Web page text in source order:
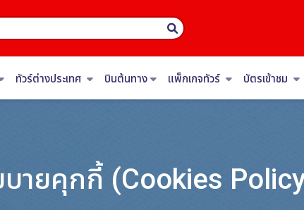
ทัวร์ต่างประเทศ บินต้นทาง แพ็กเกจทัวร์ บัตรเข้าชม
บายคุกกี้ (Cookies